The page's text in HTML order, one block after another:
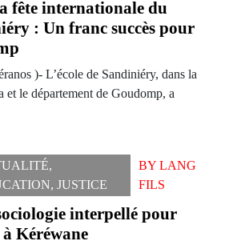
fête internationale du
: Un franc succès pour
)- L’école de Sandiniéry, dans la
et le département de Goudomp, a
,
, JUSTICE
BYLANG
FILS
interpellé pour
Kéréwane